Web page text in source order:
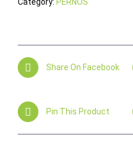
Share On Facebook
Pin This Product